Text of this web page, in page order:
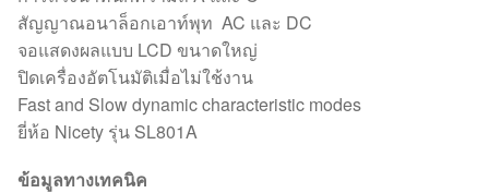
สัญญาณอนาล็อกเอาท์พุท AC และ DC
จอแสดงผลแบบ LCD ขนาดใหญ่
ปิดเครื่องอัตโนมัติเมื่อไม่ใช้งาน
Fast and Slow dynamic characteristic modes
ยี่ห้อ Nicety รุ่น SL801A
ข้อมูลทางเทคนิค